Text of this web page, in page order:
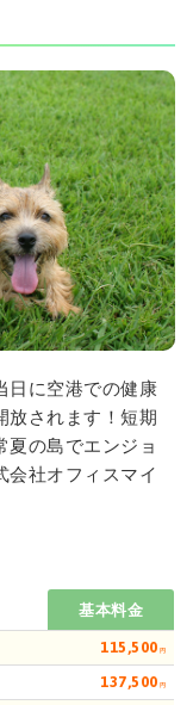
日に空港での健康
放されます！短期
夏の島でエンジョ
会社オフィスマイ
基本料金
115,500 円
137,500 円